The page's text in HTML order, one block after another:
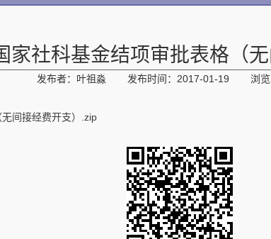
家社科基金结项审批表格（无
发布者：叶祖淼 发布时间：2017-01-19 浏览
间接经费开支）.zip